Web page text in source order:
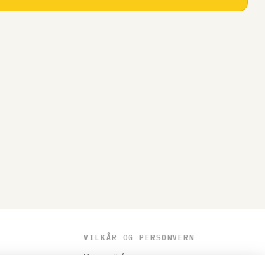
VILKÅR OG PERSONVERN